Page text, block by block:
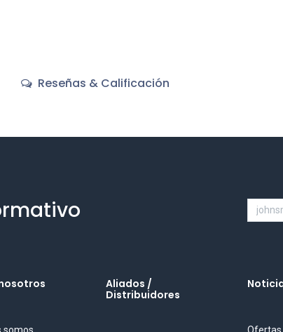
Reseñas & Calificación
Aliados /
Distribuidores